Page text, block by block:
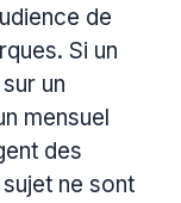
de
Si un
un
mensuel
des
ne sont